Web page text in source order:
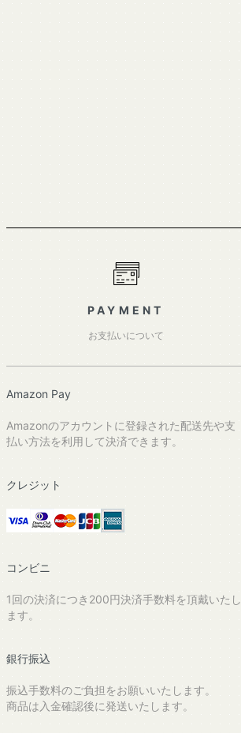
PAYMENT
お支払いについて
Amazon Pay
Amazonのアカウントに登録された配送先や支
払い方法を利用して決済できます。
クレジット
コンビニ
1回の決済につき200円決済手数料を頂戴いたし
ます。
銀行振込
振込手数料のご負担をお願いいたします。
商品は入金確認後に発送いたします。